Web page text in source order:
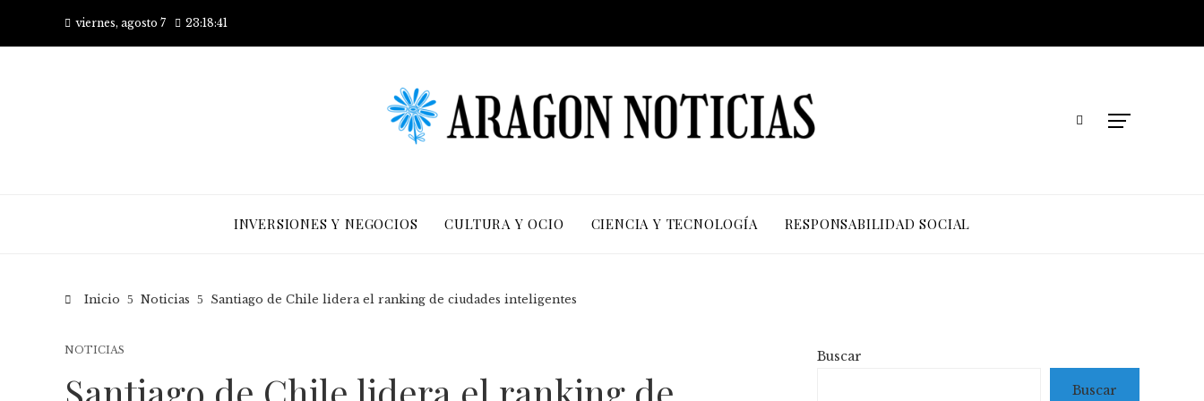
viernes, agosto 7 23:18:41
INVERSIONES Y NEGOCIOS CULTURA Y OCIO CIENCIA Y TECNOLOGÍA RESPONSABILIDAD SOCIAL
Inicio Noticias Santiago de Chile lidera el ranking de ciudades inteligentes
NOTICIAS Buscar
Buscar